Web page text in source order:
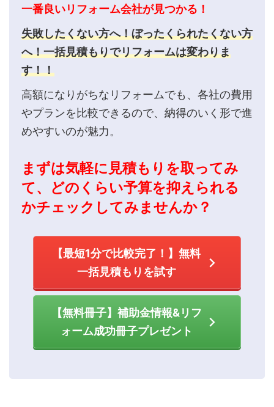
一番良いリフォーム会社が見つかる！
失敗したくない方へ！ぼったくられたくない方
へ！一括見積もりでリフォームは変わりま
す！！
高額になりがちなリフォームでも、各社の費用
やプランを比較できるので、納得のいく形で進
めやすいのが魅力。
まずは気軽に見積もりを取ってみ
て、どのくらい予算を抑えられる
かチェックしてみませんか？
【最短1分で比較完了！】無料
一括見積もりを試す
【無料冊子】補助金情報&リフ
ォーム成功冊子プレゼント